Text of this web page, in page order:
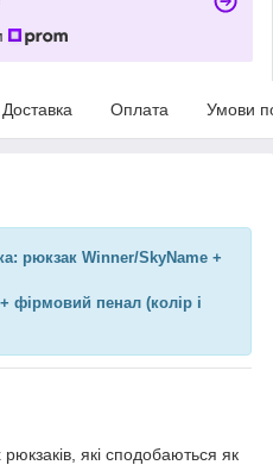
Доставка Оплата Умови
рюкзак Winner/SkyName +
фірмовий пенал (колір і
які сподобаються як